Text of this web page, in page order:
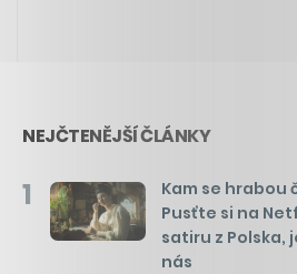
NEJČTENĚJŠÍ ČLÁNKY
1
Kam se hrabou
Pusťte si na
satiru z Polska,
nás